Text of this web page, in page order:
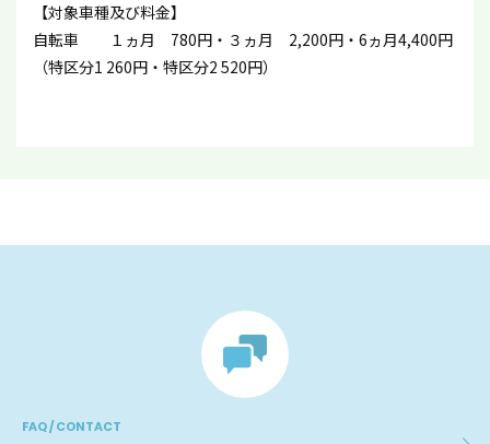
【対象車種及び料金】
自転車 １ヵ月 780円・３ヵ月 2,200円・6ヵ月4,400円
（特区分1 260円・特区分2 520円）
FAQ / CONTACT